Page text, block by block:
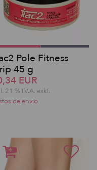
Pole Fitness
45 g
EUR
21 % I.V.A. exkl.
de envio